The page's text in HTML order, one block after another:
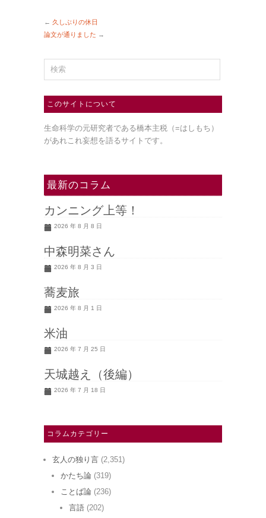
← 久しぶりの休日
論文が通りました →
このサイトについて
生命科学の元研究者である橋本主税（=はしもち）
があれこれ妄想を語るサイトです。
最新のコラム
カンニング上等！
2026 年 8 月 8 日
中森明菜さん
2026 年 8 月 3 日
蕎麦旅
2026 年 8 月 1 日
米油
2026 年 7 月 25 日
天城越え（後編）
2026 年 7 月 18 日
コラムカテゴリー
玄人の独り言 (2,351)
かたち論 (319)
ことば論 (236)
言語 (202)